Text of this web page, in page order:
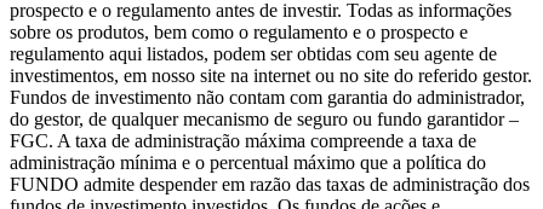
prospecto e o regulamento antes de investir. Todas as informações
sobre os produtos, bem como o regulamento e o prospecto e
regulamento aqui listados, podem ser obtidas com seu agente de
investimentos, em nosso site na internet ou no site do referido gestor.
Fundos de investimento não contam com garantia do administrador,
do gestor, de qualquer mecanismo de seguro ou fundo garantidor –
FGC. A taxa de administração máxima compreende a taxa de
administração mínima e o percentual máximo que a política do
FUNDO admite despender em razão das taxas de administração dos